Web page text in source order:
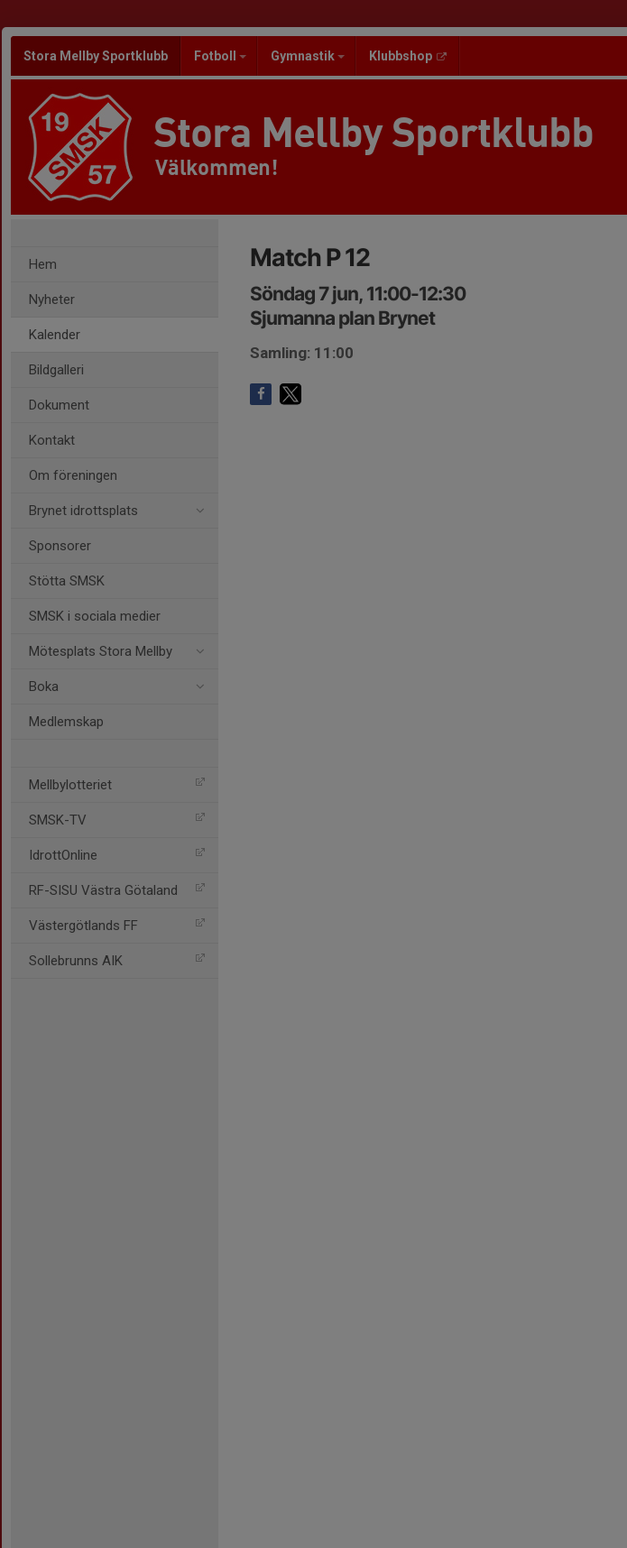
Stora Mellby Sportklubb Fotboll Gymnastik Klubbshop
Stora Mellby Sportklubb
Välkommen!
Hem
Nyheter
Kalender
Bildgalleri
Dokument
Kontakt
Om föreningen
Brynet idrottsplats
Sponsorer
Stötta SMSK
SMSK i sociala medier
Mötesplats Stora Mellby
Boka
Medlemskap
Mellbylotteriet
SMSK-TV
IdrottOnline
RF-SISU Västra Götaland
Västergötlands FF
Sollebrunns AIK
Match P 12
Söndag 7 jun, 11:00-12:30
Sjumanna plan Brynet
Samling: 11:00